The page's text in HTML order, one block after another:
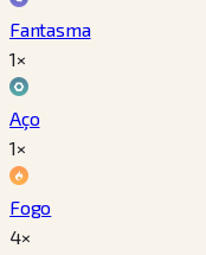
Fantasma
1×
Aço
1×
Fogo
4×